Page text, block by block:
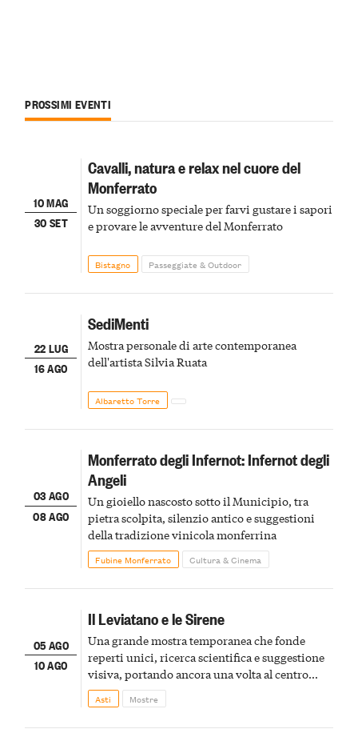
PROSSIMI EVENTI
10 MAG
30 SET
Cavalli, natura e relax nel cuore del
Monferrato
Un soggiorno speciale per farvi gustare i sapori
e provare le avventure del Monferrato
Bistagno Passeggiate & Outdoor
22 LUG
16 AGO
SediMenti
Mostra personale di arte contemporanea
dell'artista Silvia Ruata
Albaretto Torre
03 AGO
08 AGO
Monferrato degli Infernot: Infernot degli
Angeli
Un gioiello nascosto sotto il Municipio, tra
pietra scolpita, silenzio antico e suggestioni
della tradizione vinicola monferrina
Fubine Monferrato Cultura & Cinema
05 AGO
10 AGO
Il Leviatano e le Sirene
Una grande mostra temporanea che fonde
reperti unici, ricerca scientifica e suggestione
visiva, portando ancora una volta al centro
della scena le meraviglie del passato astigiano
Asti Mostre